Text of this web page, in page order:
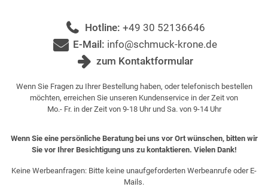
Hotline: +49 30 52136646
E-Mail: info@schmuck-krone.de
zum Kontaktformular
Wenn Sie Fragen zu Ihrer Bestellung haben, oder telefonisch bestellen
möchten, erreichen Sie unseren Kundenservice in der Zeit von
Mo.- Fr. in der Zeit von 9-18 Uhr und Sa. von 9-14 Uhr
Wenn Sie eine persönliche Beratung bei uns vor Ort wünschen, bitten wir
Sie vor Ihrer Besichtigung uns zu kontaktieren. Vielen Dank!
Keine Werbeanfragen: Bitte keine unaufgeforderten Werbeanrufe oder E-
Mails.